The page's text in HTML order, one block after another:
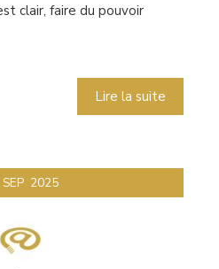
clair, faire du pouvoir
Lire la suite
SEP 2025